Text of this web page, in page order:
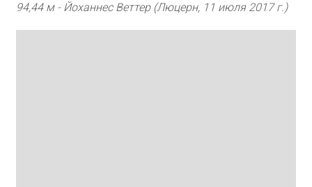
94,44 м - Йоханнес Веттер (Люцерн, 11 июля 2017 г.)